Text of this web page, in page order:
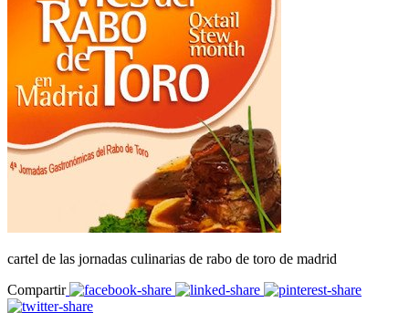
cartel de las jornadas culinarias de rabo de toro de madrid
Compartir